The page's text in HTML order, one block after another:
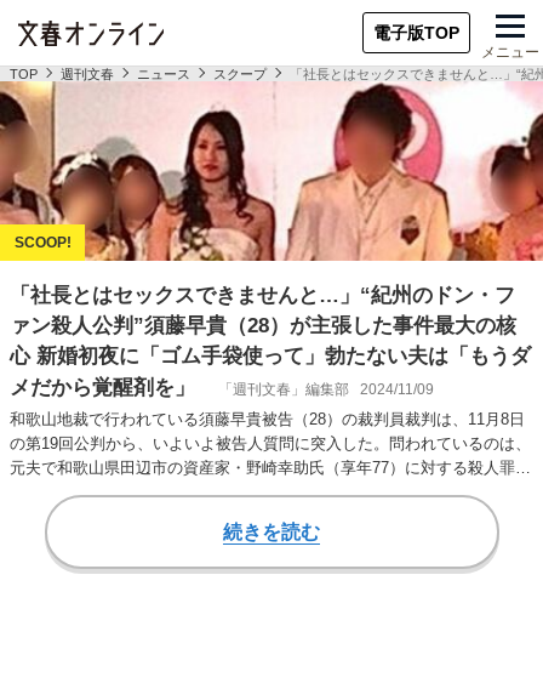
電子版TOP
メニュー
TOP 週刊文春 ニュース スクープ 「社長とはセックスできませんと…」“
「社長とはセックスできませんと…」“紀州のドン・フ
ァン殺人公判”須藤早貴（28）が主張した事件最大の核
心 新婚初夜に「ゴム手袋使って」勃たない夫は「もうダ
メだから覚醒剤を」
「週刊文春」編集部 2024/11/09
和歌山地裁で行われている須藤早貴被告（28）の裁判員裁判は、11月8日
の第19回公判から、いよいよ被告人質問に突入した。問われているのは、
元夫で和歌山県田辺市の資産家・野崎幸助氏（享年77）に対する殺人罪と
覚醒剤取…
続きを読む